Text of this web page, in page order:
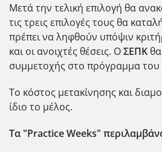
Μετά την τελική επιλογή θα
τις τρεις επιλογές τους θα
πρέπει να ληφθούν υπόψιν
και οι ανοιχτές θέσεις. ΟΣΕΠΚ
συμμετοχής στο πρόγραμμα του
Το κόστος μετακίνησης και
ίδιο το μέλος.
Τα "PracticeWeeks"